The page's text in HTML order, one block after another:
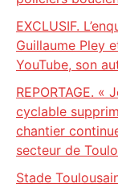
EXCLUSIF.
Guillaume Pley
YouTube, son
REPORTAGE. «
cyclable
chantier
secteur de
Stade